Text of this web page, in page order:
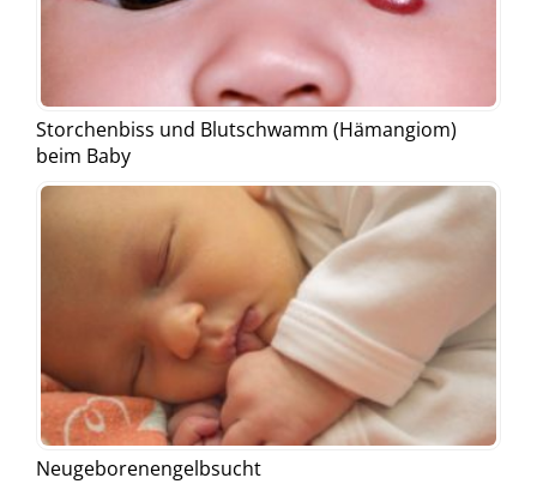
Storchenbiss und Blutschwamm (Hämangiom)
beim Baby
Neugeborenengelbsucht